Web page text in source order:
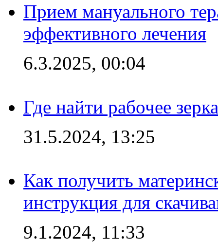
Прием мануального
эффективного лечения
6.3.2025, 00:04
Где найти рабочее
31.5.2024, 13:25
Как получить
инструкция для
9.1.2024, 11:33